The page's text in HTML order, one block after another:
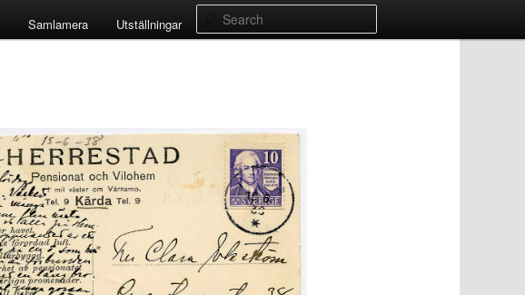
Samlamera Utställningar Search